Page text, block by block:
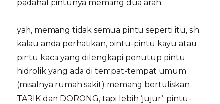
padahal pintunya memang dua arah.
yah, memang tidak semua pintu seperti itu, sih.
kalau anda perhatikan, pintu-pintu kayu atau
pintu kaca yang dilengkapi penutup pintu
hidrolik yang ada di tempat-tempat umum
(misalnya rumah sakit) memang bertuliskan
TARIK dan DORONG, tapi lebih ‘jujur’: pintu-